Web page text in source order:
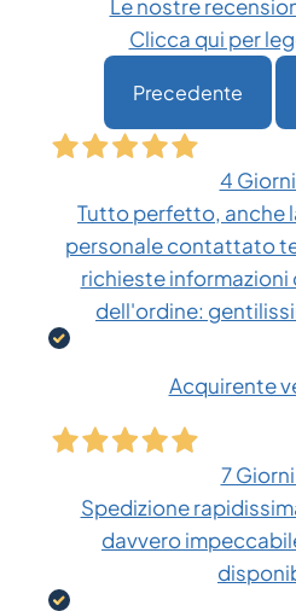
Le nostre
Clicca qui per
Precedente
4
Tutto perfetto, anche
personale contattato
richieste
dell'ordine:
Acquirente
7
Spedizione
davvero